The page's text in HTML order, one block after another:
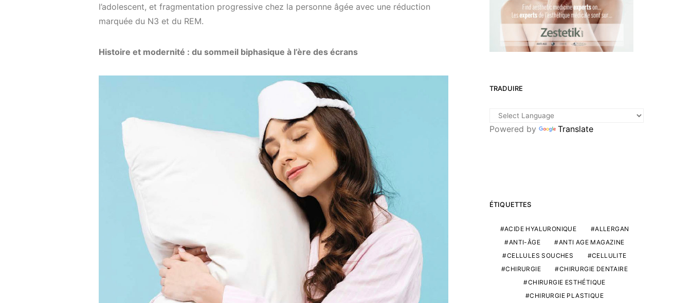
l’adolescent, et fragmentation progressive chez la personne âgée avec une réduction
marquée du N3 et du REM.
Histoire et modernité : du sommeil biphasique à l’ère des écrans
TRADUIRE
Powered by Translate
ÉTIQUETTES
ACIDE HYALURONIQUE
ALLERGAN
ANTI-ÂGE
ANTI AGE MAGAZINE
CELLULES SOUCHES
CELLULITE
CHIRURGIE
CHIRURGIE DENTAIRE
CHIRURGIE ESTHÉTIQUE
CHIRURGIE PLASTIQUE